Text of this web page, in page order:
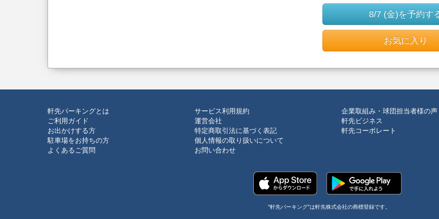
8/7 (金)を予約す
お気に入り
軒先パーキングとは
ご利用ガイド
お出かけする方
駐車場をお持ちの方
よくあるご質問
サービス利用規約
運営会社
特定商取引法に基づく表記
個人情報の取り扱いについて
お問い合わせ
企業取組み・球団担当者様の声
軒先ビジネス
軒先コーポレート
"軒先パーキング"は軒先株式会社の商標登録です。